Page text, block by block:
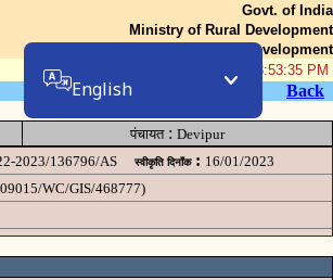
Govt. of India
Ministry of Rural Development
Department of Rural Development
06-Aug-2026 08:53:35 PM
Back
पंचायत: Devipur
2023/136796/AS स्वीकृति दिनॉंक : 16/01/2023
WC/GIS/468777)
English